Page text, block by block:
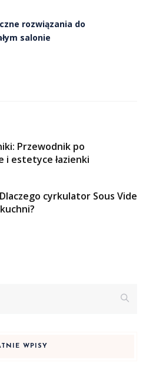
rozwiązania do
salonie
Przewodnik po
i estetyce łazienki
cyrkulator Sous Vide
WPISY